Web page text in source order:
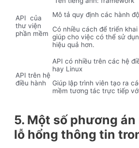
API của
thư viện
phần mềm
Mô tả quy định các hành
Có nhiều cách để triển
giúp cho việc có thể sử
hiệu quả hơn.
API trên hệ
điều hành
API có nhiều trên các hệ
hay Linux
Giúp lập trình viên tạo ra
mềm tương tác trực tiếp
5. Một số phương
lỗ hổng thông tin